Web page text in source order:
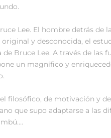
Lee. El hombre detrás de
y desconocida, el
Bruce Lee. A través de las
un magnífico y
filosófico, de motivación y
que supo adaptarse a las